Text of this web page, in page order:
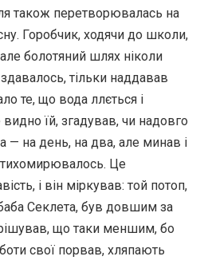
також перетворювалась на
Горобчик, ходячи до школи,
болотяний шлях ніколи
тільки наддавав
те, що вода ллється і
їй, згадував, чи надовго
— на день, на два, але минав і
Це
і він міркував: той потоп,
Секлета, був довшим за
що таки меншим, бо
свої порвав, хляпають